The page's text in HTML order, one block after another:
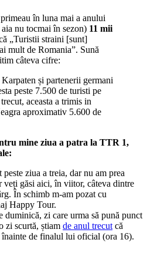
în luna mai a anului
nu tocmai în sezon) 11 mii
„Turistii straini [sunt]
mult de Romania”. Sună
câteva cifre:
și partenerii germani
peste 7.500 de turisti pe
aceasta a trimis in
aproximativ 5.600 de
mine ziua a patra la TTR 1,
ziua a treia, dar nu am prea
veți găsi aici, în viitor, câteva dintre
În schimb m-am pozat cu
Happy Tour.
duminică, zi care urma să pună punct
zi scurtă, știam de anul trecutcă
înainte de finalul lui oficial (ora 16).